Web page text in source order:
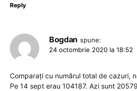
Reply
Bogdan spune:
24 octombrie 2020 la 18:52
Comparați cu numărul total de cazuri,
Pe 14 sept erau 104187. Azi sunt